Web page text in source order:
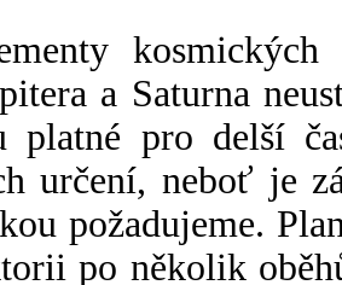
a Saturna
platné pro delší
určení, neboť je
požadujeme.
po několik